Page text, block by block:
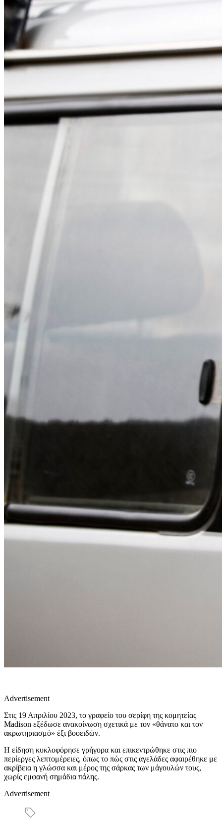
Advertisement
Στις 19 Απριλίου 2023, το γραφείο του σερίφη της κομητείας
Madison εξέδωσε ανακοίνωση σχετικά με τον «θάνατο και τον
ακρωτηριασμό» έξι βοοειδών.
Η είδηση κυκλοφόρησε γρήγορα και επικεντρώθηκε στις πιο
περίεργες λεπτομέρειες, όπως το πώς στις αγελάδες αφαιρέθηκε με
ακρίβεια η γλώσσα και μέρος της σάρκας των μάγουλών τους,
χωρίς εμφανή σημάδια πάλης.
Advertisement